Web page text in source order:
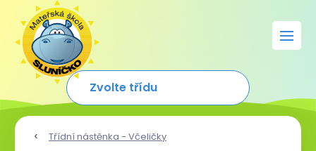
Třídní nástěnka - Včeličky